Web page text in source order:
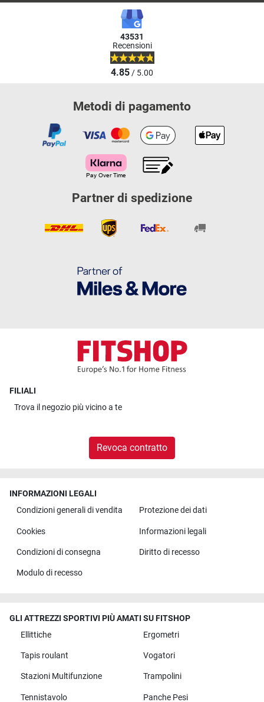
43531
Recensioni
4.85/ 5.00
Metodi di pagamento
Partner di spedizione
FILIALI
Trova il negozio più vicino a te
Revoca contratto
INFORMAZIONI LEGALI
Condizioni generali di vendita
Protezione dei dati
Cookies Informazioni legali
Condizioni di consegna Diritto di recesso
Modulo di recesso
GLI ATTREZZI SPORTIVI PIÙ AMATI SU FITSHOP
Ellittiche
Ergometri
Tapis roulant Vogatori
Stazioni Multifunzione Trampolini
Tennistavolo Panche Pesi